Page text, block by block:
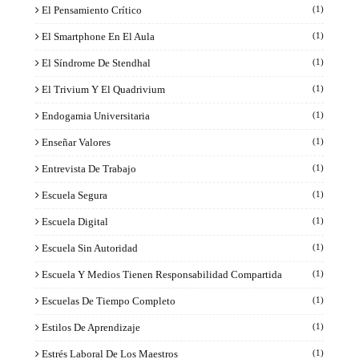
El Pensamiento Crítico (1)
El Smartphone En El Aula (1)
El Síndrome De Stendhal (1)
El Trivium Y El Quadrivium (1)
Endogamia Universitaria (1)
Enseñar Valores (1)
Entrevista De Trabajo (1)
Escuela Segura (1)
Escuela Digital (1)
Escuela Sin Autoridad (1)
Escuela Y Medios Tienen Responsabilidad Compartida (1)
Escuelas De Tiempo Completo (1)
Estilos De Aprendizaje (1)
Estrés Laboral De Los Maestros (1)